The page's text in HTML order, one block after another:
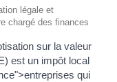
légale et
chargé des finances
sur la valeur
est un impôt local
qui